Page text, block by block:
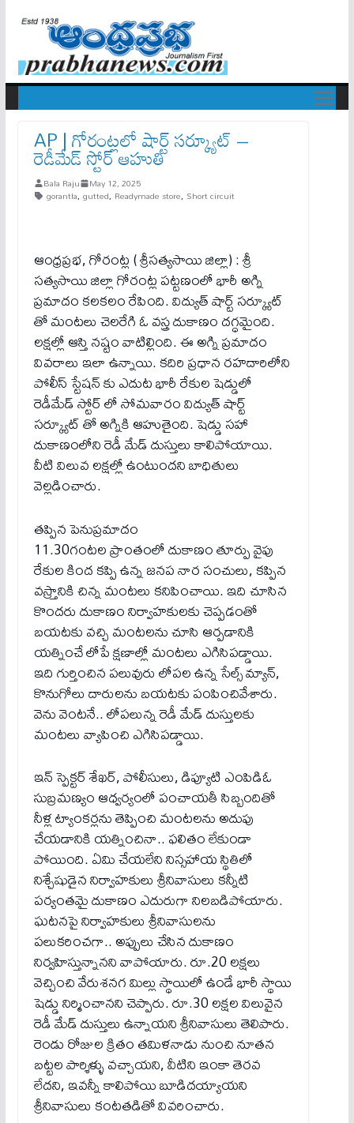
AP | గోరంట్లలో షార్ట్ స‌ర్క్యూట్ –
రెడీమేడ్ స్టోర్ ఆహుతి
Bala Raju May 12, 2025
gorantla, gutted, Readymade store, Short circuit
ఆంధ్రప్రభ, గోరంట్ల ( శ్రీసత్యసాయి జిల్లా) : శ్రీ
సత్యసాయి జిల్లా గోరంట్ల పట్టణంలో భారీ అగ్ని
ప్రమాదం కలకలం రేపింది. విద్యుత్ షార్ట్ సర్క్యూట్
తో మంటలు చెలరేగి ఓ వస్త్ర దుకాణం దగ్ధమైంది.
లక్షల్లో ఆస్తి నష్టం వాటిల్లింది. ఈ అగ్ని ప్రమాదం
వివరాలు ఇలా ఉన్నాయి. కదిరి ప్రధాన రహదారిలోని
పోలీస్ స్టేషన్ కు ఎదుట భారీ రేకుల షెడ్డులో
రెడీమేడ్ స్టోర్ లో సోమవారం విద్యుత్ షార్ట్
సర్క్యూట్ తో అగ్నికి ఆహుతైంది. షెడ్డు సహా
దుకాణంలోని రెడీ మేడ్ దుస్తులు కాలిపోయాయి.
వీటి విలువ ల‌క్ష‌ల్లో ఉంటుందని బాధితులు
వెల్లడించారు.
తప్పిన పెనుప్రమాదం
11.30గంటల ప్రాంతంలో దుకాణం తూర్పు వైపు
రేకుల కింద కప్పి ఉన్న జనప నార సంచులు, కప్పిన
వస్ర్తానికి చిన్న మంటలు కనిపించాయి. ఇది చూసిన
కొందరు దుకాణం నిర్వాహకులకు చెప్పడంతో
బయటకు వచ్చి మంటలను చూసి ఆర్పడానికి
యత్నించే లోపే క్షణాల్లో మంటలు ఎగిసిపడ్డాయి.
ఇది గుర్తించిన పలువురు లోపల ఉన్న సేల్స్ మ్యాన్,
కొనుగోలు దారులను బయటకు పంపించివేశారు.
వెను వెంటనే.. లోపలున్న రెడీ మేడ్ దుస్తులకు
మంటలు వ్యాపించి ఎగిసిపడ్డాయి.
ఇన్ స్పెక్టర్ శేఖర్, పోలీసులు, డిప్యూటి ఎంపిడిఓ
సుబ్రమణ్యం ఆధ్వర్యంలో పంచాయతీ సిబ్బందితో
నీళ్ల ట్యాంకర్లను తెప్పించి మంటలను అదుపు
చేయడానికి యత్నించినా.. ఫలితం లేకుండా
పోయింది. ఏమి చేయలేని నిస్సహాయ స్థితిలో
నిశ్చేషుడైన నిర్వాహకులు శ్రీనివాసులు కన్నీటి
పర్యంతమై దుకాణం ఎదురుగా నిలబడిపోయారు.
ఘటనపై నిర్వాహకులు శ్రీనివాసులను
పలుకరించగా.. అప్పులు చేసిన దుకాణం
నిర్వహిస్తున్నానని వాపోయారు. రూ.20 లక్షలు
వెచ్చించి వేరుశనగ మిల్లు స్థాయిలో ఉండే భారీ స్థాయి
షెడ్డు నిర్మించానని చెప్పారు. రూ.30 లక్షల విలువైన
రెడీ మేడ్ దుస్తులు ఉన్నాయని శ్రీనివాసులు తెలిపారు.
రెండు రోజుల క్రితం తమిళనాడు నుంచి నూతన
బట్టల పార్శిళ్ళు వచ్చాయని, వీటిని ఇంకా తెరవ
లేదని, ఇవన్నీ కాలిపోయి బూడిదయ్యాయని
శ్రీనివాసులు కంటతడితో వివరించారు.